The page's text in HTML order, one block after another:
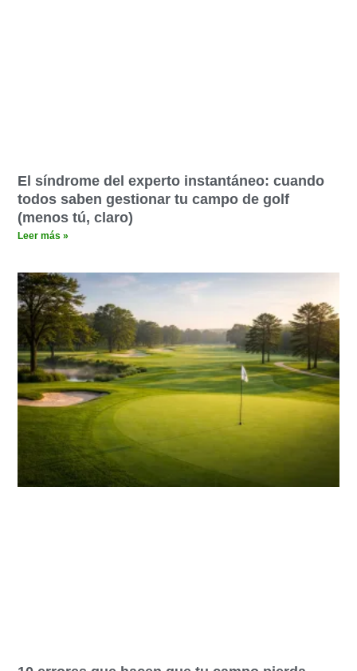
El síndrome del experto instantáneo: cuando
todos saben gestionar tu campo de golf
(menos tú, claro)
Leer más »